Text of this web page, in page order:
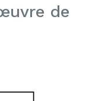
de